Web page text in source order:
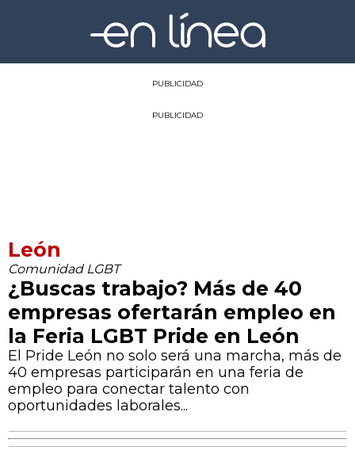
PUBLICIDAD
PUBLICIDAD
León
Comunidad LGBT
¿Buscas trabajo? Más de 40
empresas ofertarán empleo en
la Feria LGBT Pride en León
El Pride León no solo será una marcha, más de
40 empresas participarán en una feria de
empleo para conectar talento con
oportunidades laborales...